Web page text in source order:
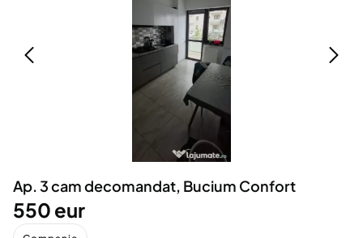
Animale de companie
Afaceri și echipamente profesionale
Inchiriere Bunuri si Vehicule
Utilaje agricole si industriale
Piese auto si accesorii
Dacia Duster
Ap. 3 cam decomandat, Bucium Confort
550 eur